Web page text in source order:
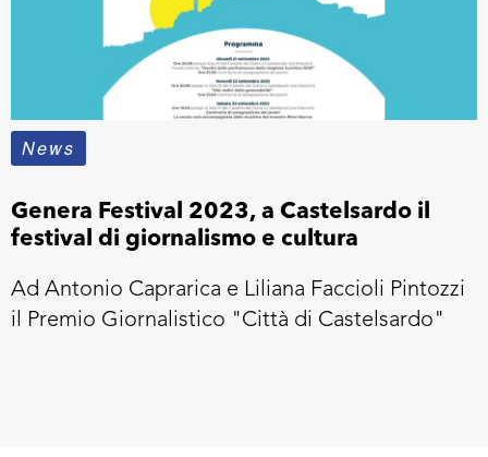
News
Genera Festival 2023, a Castelsardo il
festival di giornalismo e cultura
Ad Antonio Caprarica e Liliana Faccioli Pintozzi
il Premio Giornalistico "Città di Castelsardo"